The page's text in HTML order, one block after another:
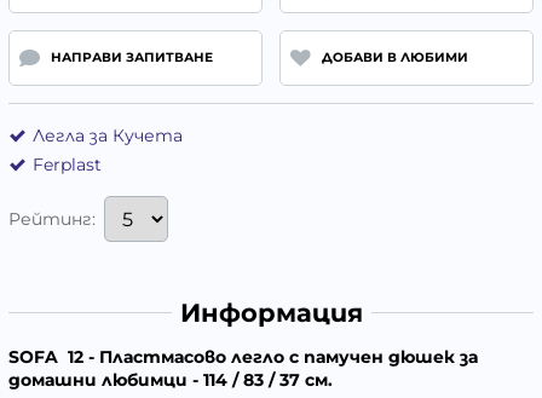
НАПРАВИ ЗАПИТВАНЕ ДОБАВИ В ЛЮБИМИ
Легла за Кучета
Ferplast
Рейтинг:
Информация
SOFA 12 - Пластмасово легло с памучен дюшек за
домашни любимци - 114 / 83 / 37 см.